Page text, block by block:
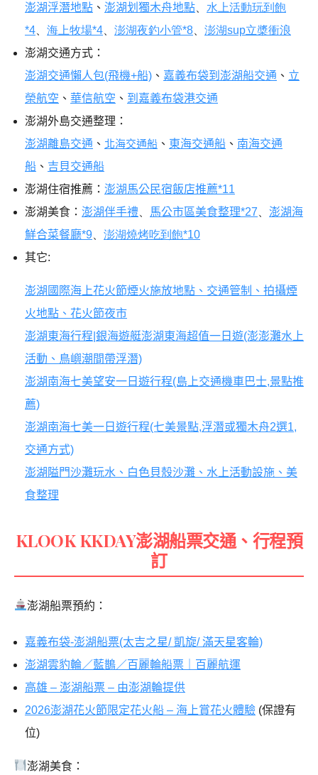
澎湖浮潛地點 、 澎湖划獨木舟地點
水上活動玩到飽
*4
海上牧場*4 澎湖夜釣小管*8
澎湖sup立槳衝浪
澎湖交通方式：
澎湖交通懶人包(飛機+船) 、 嘉義布袋到澎湖船交通 、 立
榮航空 、 華信航空 、 到嘉義布袋港交通
澎湖外島交通整理：
澎湖離島交通 、 北海交通船 、 東海交通船 、 南海交通
船 、 吉貝交通船
澎湖住宿推薦： 澎湖馬公民宿飯店推薦*11
澎湖美食： 澎湖伴手禮 馬公市區美食整理*27
澎湖海
鮮合菜餐廳*9
澎湖燒烤吃到飽*10
其它:
澎湖國際海上花火節煙火施放地點、交通管制、拍攝煙
火地點、花火節夜市
澎湖東海行程|銀海遊艇澎湖東海超值一日遊(澎澎灘水上
活動、鳥嶼潮間帶浮潛)
澎湖南海七美望安一日遊行程(島上交通機車巴士,景點推
薦)
澎湖南海七美一日遊行程(七美景點,浮潛或獨木舟2選1,
交通方式)
澎湖隘門沙灘玩水、白色貝殼沙灘、水上活動設施、美
食整理
KLOOK KKDAY澎湖船票交通、行程預
訂
澎湖船票預約：
嘉義布袋-澎湖船票(太吉之星/ 凱旋/ 滿天星客輪)
澎湖雲豹輪／藍鵲／百麗輪船票｜百麗航運
高雄 – 澎湖船票 – 由澎湖輪提供
2026澎湖花火節限定花火船 – 海上賞花火體驗 (保證有
位)
澎湖美食：